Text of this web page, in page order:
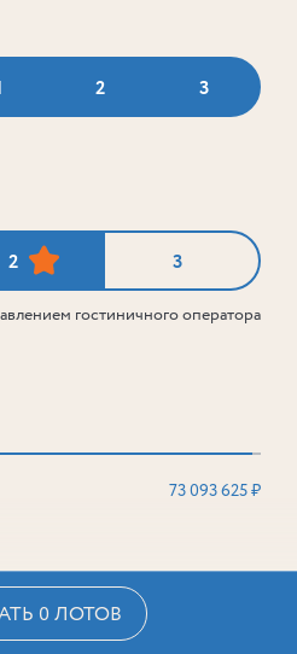
2 3
2 3
гостиничного оператора
73 093 625 ₽
0 ЛОТОВ